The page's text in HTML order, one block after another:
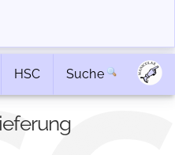
HSC Suche